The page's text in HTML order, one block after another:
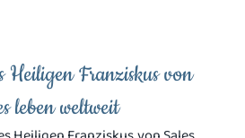
Heiligen Franziskus von
leben weltweit